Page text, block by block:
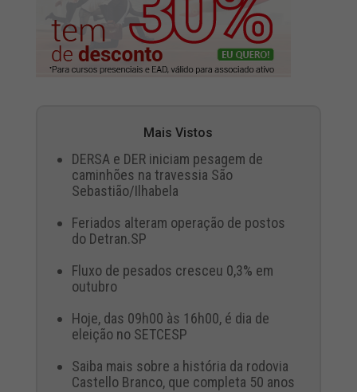
Mais Vistos
DERSA e DER iniciam pesagem de
caminhões na travessia São
Sebastião/Ilhabela
Feriados alteram operação de postos
do Detran.SP
Fluxo de pesados cresceu 0,3% em
outubro
Hoje, das 09h00 às 16h00, é dia de
eleição no SETCESP
Saiba mais sobre a história da rodovia
Castello Branco, que completa 50 anos